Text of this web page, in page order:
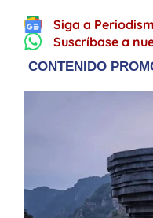
Siga a
Suscríbase a